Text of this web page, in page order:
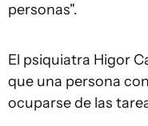
personas".
El psiquiatra Higor
que una persona
ocuparse de las